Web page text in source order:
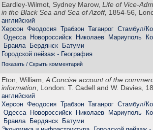
Eardley-Wilmot, Sydney Marow, Life of Vice-
in the Black Sea and Sea of Azoff, 1854-56,
английский
Херсон Феодосия Трабзон Таганрог Стамбул/
Одесса
Новороссийск Николаев Мариуполь
Браила
Бердянск
Батуми
Городской пейзаж - География
Показать / Скрыть комментарий
Eton, William,A Concise account of the
information, London: T. Cadell and W. Davies,
английский
Херсон Феодосия Трабзон Таганрог Стамбул/
Одесса
Новороссийск Николаев Мариуполь
Браила
Бердянск
Батуми